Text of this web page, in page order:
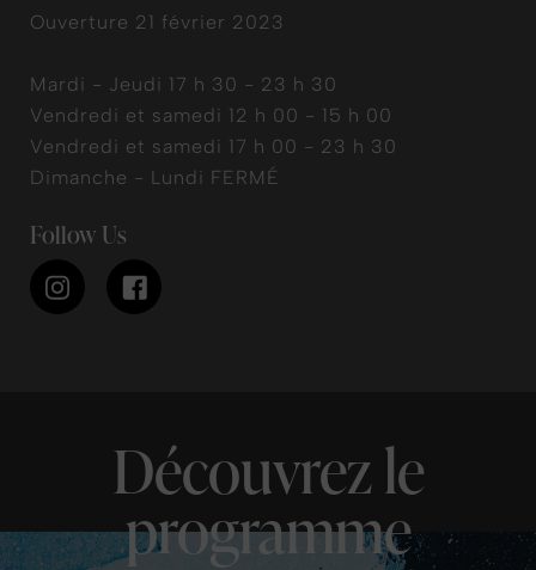
Ouverture 21 février 2023
Mardi - Jeudi 17 h 30 - 23 h 30
Vendredi et samedi 12 h 00 - 15 h 00
Vendredi et samedi 17 h 00 - 23 h 30
Dimanche - Lundi FERMÉ
Follow Us
Découvrez le
programme